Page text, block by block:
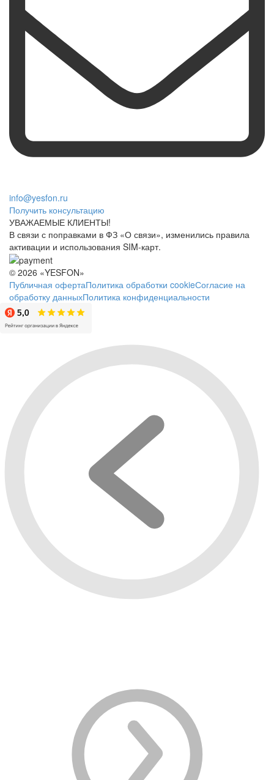
info@yesfon.ru
Получить консультацию
УВАЖАЕМЫЕ КЛИЕНТЫ!
В связи с поправками в ФЗ «О связи», изменились правила
активации и использования SIM-карт.
© 2026 «YESFON»
Публичная офертаПолитика обработки cookieСогласие на
обработку данныхПолитика конфиденциальности